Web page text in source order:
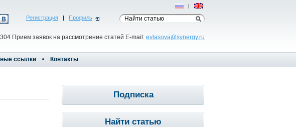
Регистрация | Профиль
Прием заявок на рассмотрение статей E-mail: evlasova@synergy.ru
Рус | Eng
ссылки Контакты
Подписка
Найти статью